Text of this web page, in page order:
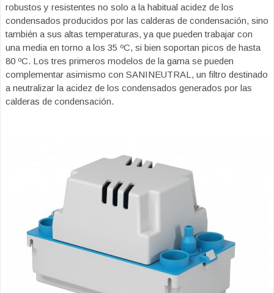
robustos y resistentes no solo a la habitual acidez de los
condensados producidos por las calderas de condensación, sino
también a sus altas temperaturas, ya que pueden trabajar con
una media en torno a los 35 ºC, si bien soportan picos de hasta
80 ºC. Los tres primeros modelos de la gama se pueden
complementar asimismo con SANINEUTRAL, un filtro destinado
a neutralizar la acidez de los condensados generados por las
calderas de condensación.